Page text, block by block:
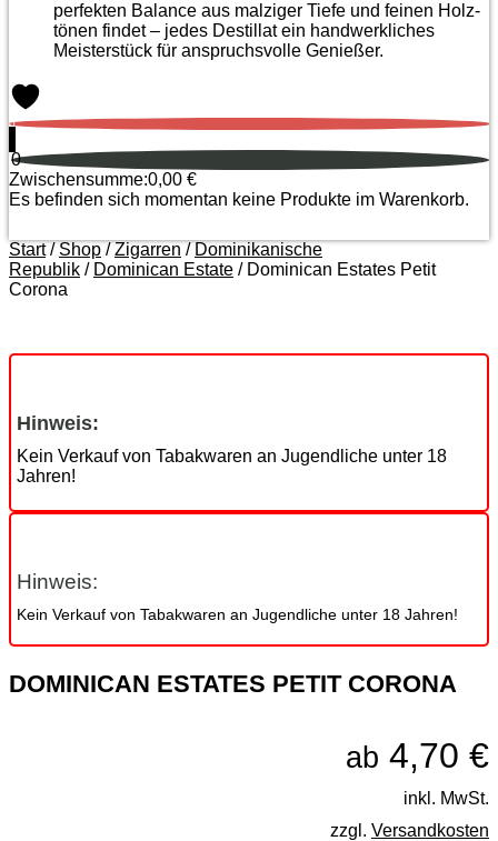
perfekten Balance aus malziger Tiefe und feinen Holz­
tönen findet – jedes Destillat ein handwerkliches
Meister­stück für anspruchsvolle Genießer.
0
0
Zwischensumme:0,00 €
Es befinden sich momentan keine Produkte im Warenkorb.
Start/ Shop /Zigarren / Dominikanische
Republik / Dominican Estate / Dominican Estates Petit
Corona
Hinweis:
Kein Verkauf von Tabakwaren an Jugendliche unter 18
Jahren!
Hinweis:
Kein Verkauf von Tabakwaren an Jugendliche unter 18 Jahren!
DOMINICAN ESTATES PETIT CORONA
ab 4,70 €
inkl. MwSt.
zzgl. Versandkosten